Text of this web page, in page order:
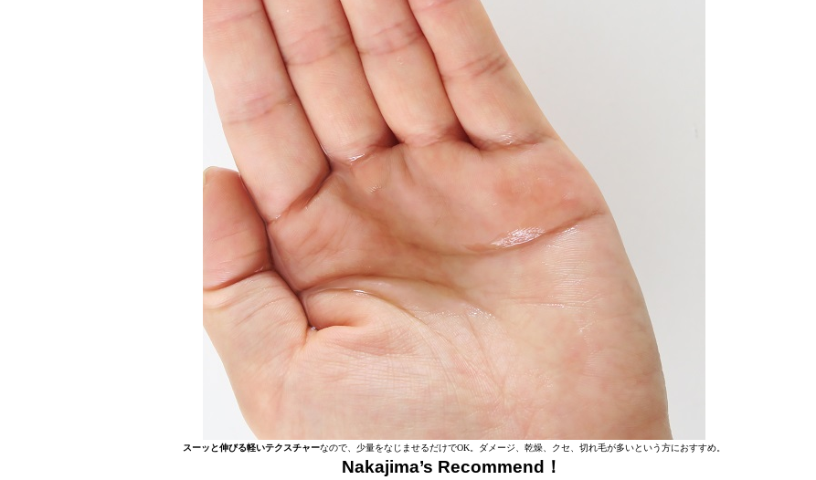
スーッと伸びる軽いテクスチャーなので、少量をなじませるだけでOK。ダメージ、乾燥、クセ、切れ毛が多いという方におすすめ。
Nakajima’s Recommend！